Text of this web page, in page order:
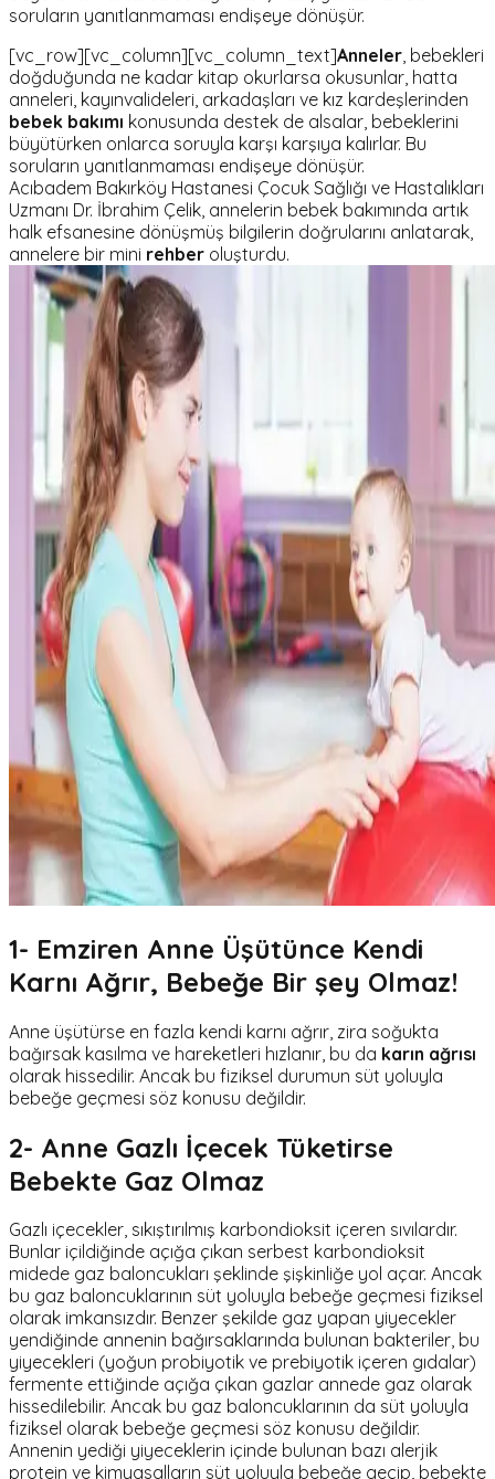
soruların yanıtlanmaması endişeye dönüşür.
[vc_row][vc_column][vc_column_text]Anneler , bebekleri
doğduğunda ne kadar kitap okurlarsa okusunlar, hatta
anneleri, kayınvalideleri, arkadaşları ve kız kardeşlerinden
bebek bakımı konusunda destek de alsalar, bebeklerini
büyütürken onlarca soruyla karşı karşıya kalırlar. Bu
soruların yanıtlanmaması endişeye dönüşür.
Acıbadem Bakırköy Hastanesi Çocuk Sağlığı ve Hastalıkları
Uzmanı Dr. İbrahim Çelik, annelerin bebek bakımında artık
halk efsanesine dönüşmüş bilgilerin doğrularını anlatarak,
annelere bir mini rehber oluşturdu.
1- Emziren Anne Üşütünce Kendi
Karnı Ağrır, Bebeğe Bir şey Olmaz!
Anne üşütürse en fazla kendi karnı ağrır, zira soğukta
bağırsak kasılma ve hareketleri hızlanır, bu da karın ağrısı
olarak hissedilir. Ancak bu fiziksel durumun süt yoluyla
bebeğe geçmesi söz konusu değildir.
2- Anne Gazlı İçecek Tüketirse
Bebekte Gaz Olmaz
Gazlı içecekler, sıkıştırılmış karbondioksit içeren sıvılardır.
Bunlar içildiğinde açığa çıkan serbest karbondioksit
midede gaz baloncukları şeklinde şişkinliğe yol açar. Ancak
bu gaz baloncuklarının süt yoluyla bebeğe geçmesi fiziksel
olarak imkansızdır. Benzer şekilde gaz yapan yiyecekler
yendiğinde annenin bağırsaklarında bulunan bakteriler, bu
yiyecekleri (yoğun probiyotik ve prebiyotik içeren gıdalar)
fermente ettiğinde açığa çıkan gazlar annede gaz olarak
hissedilebilir. Ancak bu gaz baloncuklarının da süt yoluyla
fiziksel olarak bebeğe geçmesi söz konusu değildir.
Annenin yediği yiyeceklerin içinde bulunan bazı alerjik
protein ve kimyasalların süt yoluyla bebeğe geçip, bebekte